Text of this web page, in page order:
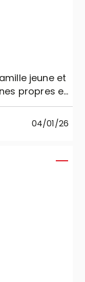
jeune et
propres et
et
et
en
04/01/26